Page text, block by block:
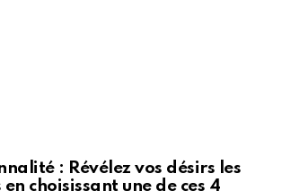
: Révélez vos désirs les
choisissant une de ces 4